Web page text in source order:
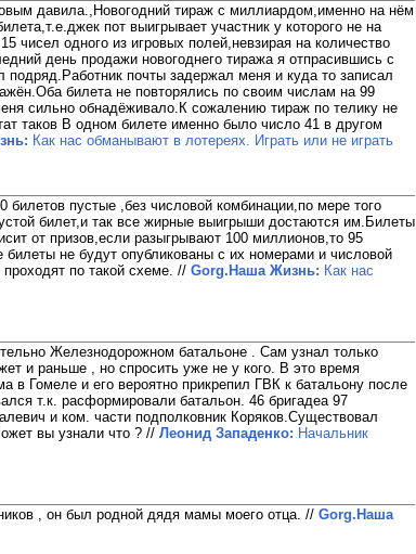
давила.,Новогодний тираж с миллиардом,именно на нём
пот выигрывает участник у которого не на
чисел одного из игровых полей,невзирая на количество
день продажи новогоднего тиража я отпрасившись с
почты задержал меня и куда то записал
билета не повторялись по своим числам на 99
сильно обнадёживало.К сожалению тираж по телику не
таков В одном билете именно было число 41 в другом
Как нас обманывают в лотереях. Играть или не играть
пустые ,без числовой комбинации,по мере того
билет,и так все жирные выигрыши достаются им.Билеты
от призов,если разыгрывают 100 миллионов,то 95
не будут опубликованы с их номерами и числовой
по такой схеме. // Gorg.Наша Жизнь: Как нас
Железнодорожном батальоне . Сам узнал только
и раньше , но спросить уже не у кого. В это время
в Гомеле и его вероятно прикрепил ГВК к батальону после
т.к. расформировали батальон. 46 бригадеа 97
и ком. части подполковник Коряков.Существовал
вы узнали что ? // Леонид Западенко: Начальник
, он был родной дядя мамы моего отца. // Gorg.Наша